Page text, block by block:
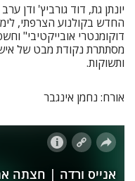
יונתן גת, דוד גורביץ' ודן
החדש בקולנוע הצרפתי,
דוקומנטרי אובייקטיבי"
מסתתרת נקודת מבט של
ותשוקות.
אורח: נחמן אינגבר